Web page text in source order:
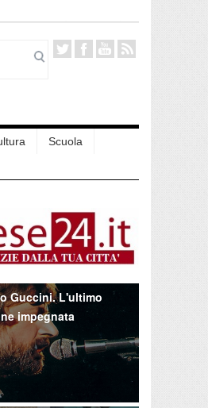
Scuola
Guccini. L'ultimo
impegnata